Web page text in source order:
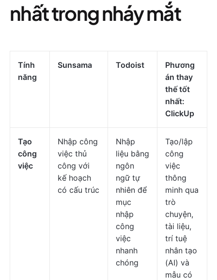
nhất trong nháy mắt
Tính
năng
Sunsama Todoist
Phương
án thay
thế tốt
nhất:
ClickUp
Tạo
công
việc
Nhập công
việc thủ
công với
kế hoạch
có cấu trúc
Nhập
liệu bằng
ngôn
ngữ tự
nhiên để
mục
nhập
công
việc
nhanh
chóng
Tạo/lập
công
việc
thông
minh qua
trò
chuyện,
tài liệu,
trí tuệ
nhân tạo
(AI) và
mẫu có